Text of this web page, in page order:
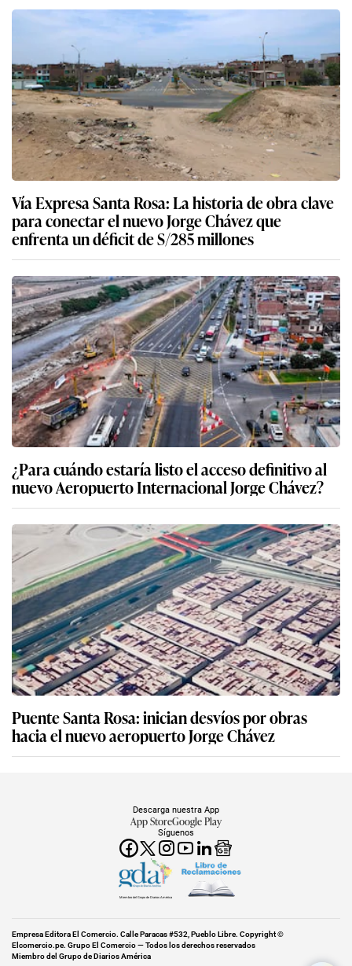
Vía Expresa Santa Rosa: La historia de obra clave
para conectar el nuevo Jorge Chávez que
enfrenta un déficit de S/285 millones
¿Para cuándo estaría listo el acceso definitivo al
nuevo Aeropuerto Internacional Jorge Chávez?
Puente Santa Rosa: inician desvíos por obras
hacia el nuevo aeropuerto Jorge Chávez
Síguenos
Descarga nuestra App
App StoreGoogle Play
Miembro del Grupo de Diarios América
Empresa Editora El Comercio. Calle Paracas #532, Pueblo Libre. Copyright ©
Elcomercio.pe. Grupo El Comercio — Todos los derechos reservados
Miembro del Grupo de Diarios América